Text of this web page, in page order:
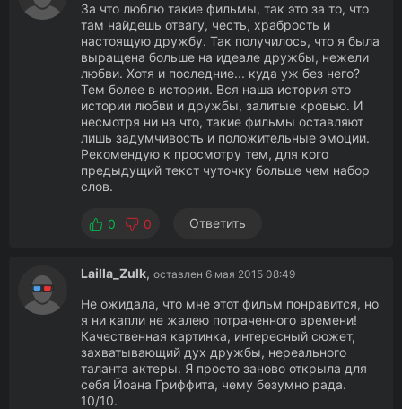
За что люблю такие фильмы, так это за то, что
там найдешь отвагу, честь, храбрость и
настоящую дружбу. Так получилось, что я была
выращена больше на идеале дружбы, нежели
любви. Хотя и последние... куда уж без него?
Тем более в истории. Вся наша история это
истории любви и дружбы, залитые кровью. И
несмотря ни на что, такие фильмы оставляют
лишь задумчивость и положительные эмоции.
Рекомендую к просмотру тем, для кого
предыдущий текст чуточку больше чем набор
слов.
0 0 Ответить
Lailla_Zulk, оставлен 6 мая 2015 08:49
Не ожидала, что мне этот фильм понравится, но
я ни капли не жалею потраченного времени!
Качественная картинка, интересный сюжет,
захватывающий дух дружбы, нереального
таланта актеры. Я просто заново открыла для
себя Йоана Гриффита, чему безумно рада.
10/10.